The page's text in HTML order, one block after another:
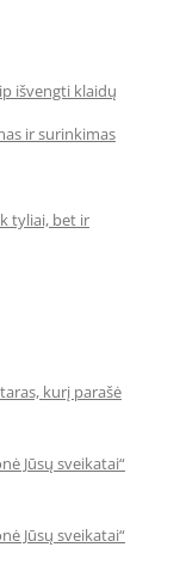
išvengti klaidų
ir surinkimas
tyliai, bet ir
kurį parašė
Jūsų sveikatai“
Jūsų sveikatai“